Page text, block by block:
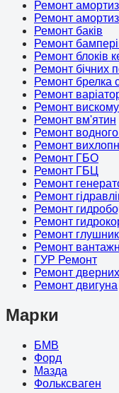
Ремонт
Ремонт
Ремонт баків
Ремонт
Ремонт блоків
Ремонт бічних
Ремонт брелка
Ремонт
Ремонт
Ремонт вм'ятин
Ремонт
Ремонт
Ремонт ГБО
Ремонт ГБЦ
Ремонт
Ремонт
Ремонт
Ремонт
Ремонт
Ремонт
ГУР Ремонт
Ремонт дверних
Ремонт двигуна
Марки
БМВ
Форд
Мазда
Фольксваген